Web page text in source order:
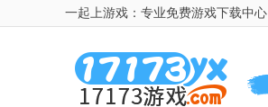
一起上游戏：专业免费游戏下载中心